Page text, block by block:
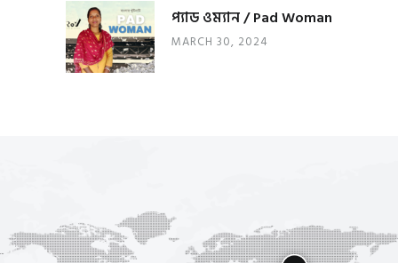
প্যাড ওম্যান / Pad Woman
MARCH 30, 2024